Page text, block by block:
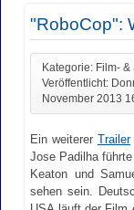
"RoboCop":
Kategorie: Film-
Veröffentlicht:
November 2013
Ein weiterer Trailer
Jose Padilha
Keaton und
sehen sein.